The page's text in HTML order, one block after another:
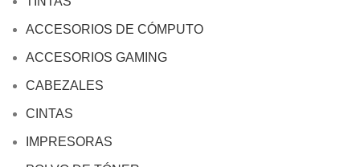
ACCESORIOS DE CÓMPUTO
ACCESORIOS GAMING
CABEZALES
CINTAS
IMPRESORAS